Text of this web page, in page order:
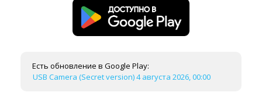
Есть обновление в Google Play:
USB Camera (Secret version) 4 августа 2026, 00:00